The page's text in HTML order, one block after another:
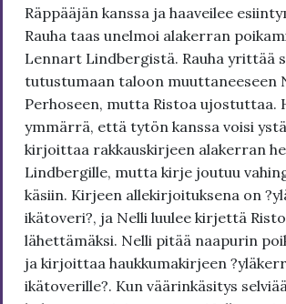
Räppääjän kanssa ja haaveilee
Rauha taas unelmoi alakerran
Lennart Lindbergistä. Rauha yrittää
tutustumaan taloon muuttaneeseen
Perhoseen, mutta Ristoa ujostuttaa.
ymmärrä, että tytön kanssa voisi
kirjoittaa rakkauskirjeen alakerran
Lindbergille, mutta kirje joutuu
käsiin. Kirjeen allekirjoituksena on
ikätoveri?, ja Nelli luulee kirjettä
lähettämäksi. Nelli pitää naapurin
ja kirjoittaa haukkumakirjeen
ikätoverille?. Kun väärinkäsitys